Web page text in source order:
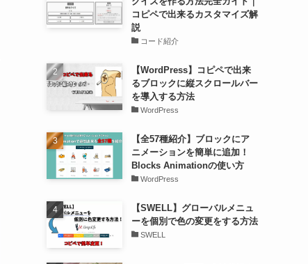
ぶろぐサイト登録してます
【保存版】初心者でもHTMLで
クイズを作る方法完全ガイド｜
説
コード紹介